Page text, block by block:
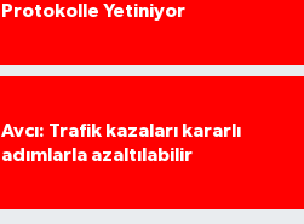
Protokolle Yetiniyor
Avcı: Trafik kazaları kararlı
adımlarla azaltılabilir